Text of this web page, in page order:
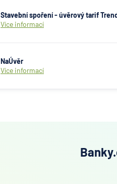
Stavební spoření - úvěrový tarif
Více informací
NaÚvěr
Více informací